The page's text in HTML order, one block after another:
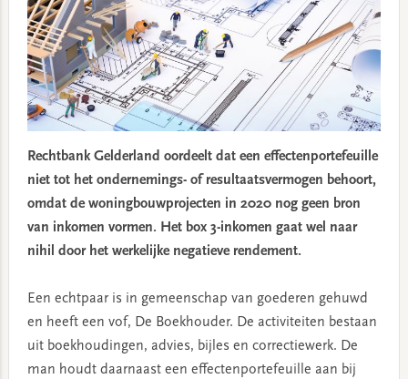
Rechtbank Gelderland oordeelt dat een effectenportefeuille
niet tot het ondernemings- of resultaatsvermogen behoort,
omdat de woningbouwprojecten in 2020 nog geen bron
van inkomen vormen. Het box 3-inkomen gaat wel naar
nihil door het werkelijke negatieve rendement.
Een echtpaar is in gemeenschap van goederen gehuwd
en heeft een vof, De Boekhouder. De activiteiten bestaan
uit boekhoudingen, advies, bijles en correctiewerk. De
man houdt daarnaast een effectenportefeuille aan bij